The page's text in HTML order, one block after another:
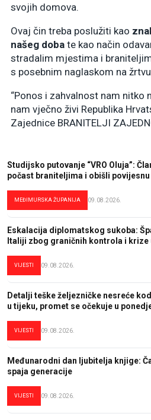
svojih domova.
Ovaj čin treba poslužiti kao
našeg doba te kao način
stradalim mjestima i
s posebnim naglaskom na žrtvu
“Ponos i zahvalnost nam nitko
nam vječno živi Republika
Zajednice BRANITELJI
Studijsko putovanje “VRO Oluja”:
počast braniteljima i obišli povijesnu
MEĐIMURSKA ŽUPANIJA 09.08.2026.
Eskalacija diplomatskog sukoba:
Italiji zbog graničnih kontrola i krize
VIJESTI 09.08.2026.
Detalji teške željezničke nesreće
u tijeku, promet se očekuje u
VIJESTI 09.08.2026.
Međunarodni dan ljubitelja knjige:
spaja generacije
VIJESTI 09.08.2026.